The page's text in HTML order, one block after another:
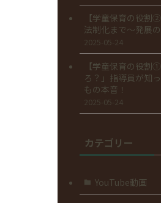
【学童保育の役割
法制化まで～発展
2025-05-24
【学童保育の役割
ろ？」指導員が知
もの本音！
2025-05-24
カテゴリー
YouTube動画